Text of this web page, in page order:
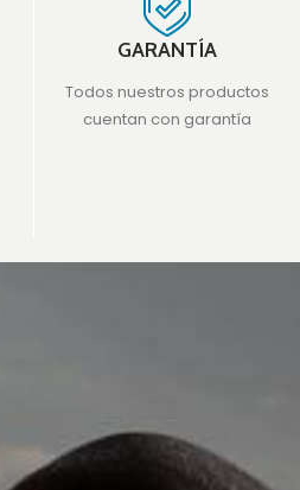
GARANTÍA
Todos nuestros productos
cuentan con garantía